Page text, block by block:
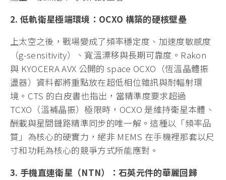
2. 低軌衛星極端環境：OCXO 構築的硬核壁壘
上太空之後，戰場變成了頻率穩定度、加速度敏感度
（g-sensitivity）、寬溫漂移與長期可靠度。Rakon
與 KYOCERA AVX 公開的 space OCXO（恆溫晶體振
盪器）資料都將重點放在超低相位雜訊與耐輻射環
境。CTS 的白皮書也指出，當精準度要求超過
TCXO（溫補晶振）極限時，OCXO 是維持衛星本體、
酬載與星間鏈路精準同步的唯一解。這種以「頻率品
質」為核心的硬實力，絕非 MEMS 在手機裡那套以尺
寸和功耗為核心的競爭方式所能應對。
3. 手機直連衛星（NTN）：石英元件的華麗回歸